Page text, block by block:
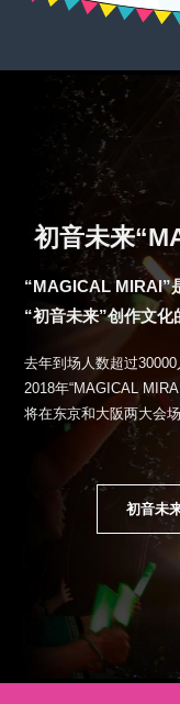
初音未来
“MAGICAL MIRAI”
“初音未来”创作文化
去年到场人数超过30000
2018年“MAGICAL
将在东京和大阪两大会
初音未